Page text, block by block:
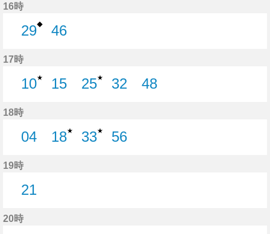
16時
29◆
46
17時
10★
15
25★
32
48
18時
04
18★
33★
56
19時
21
20時